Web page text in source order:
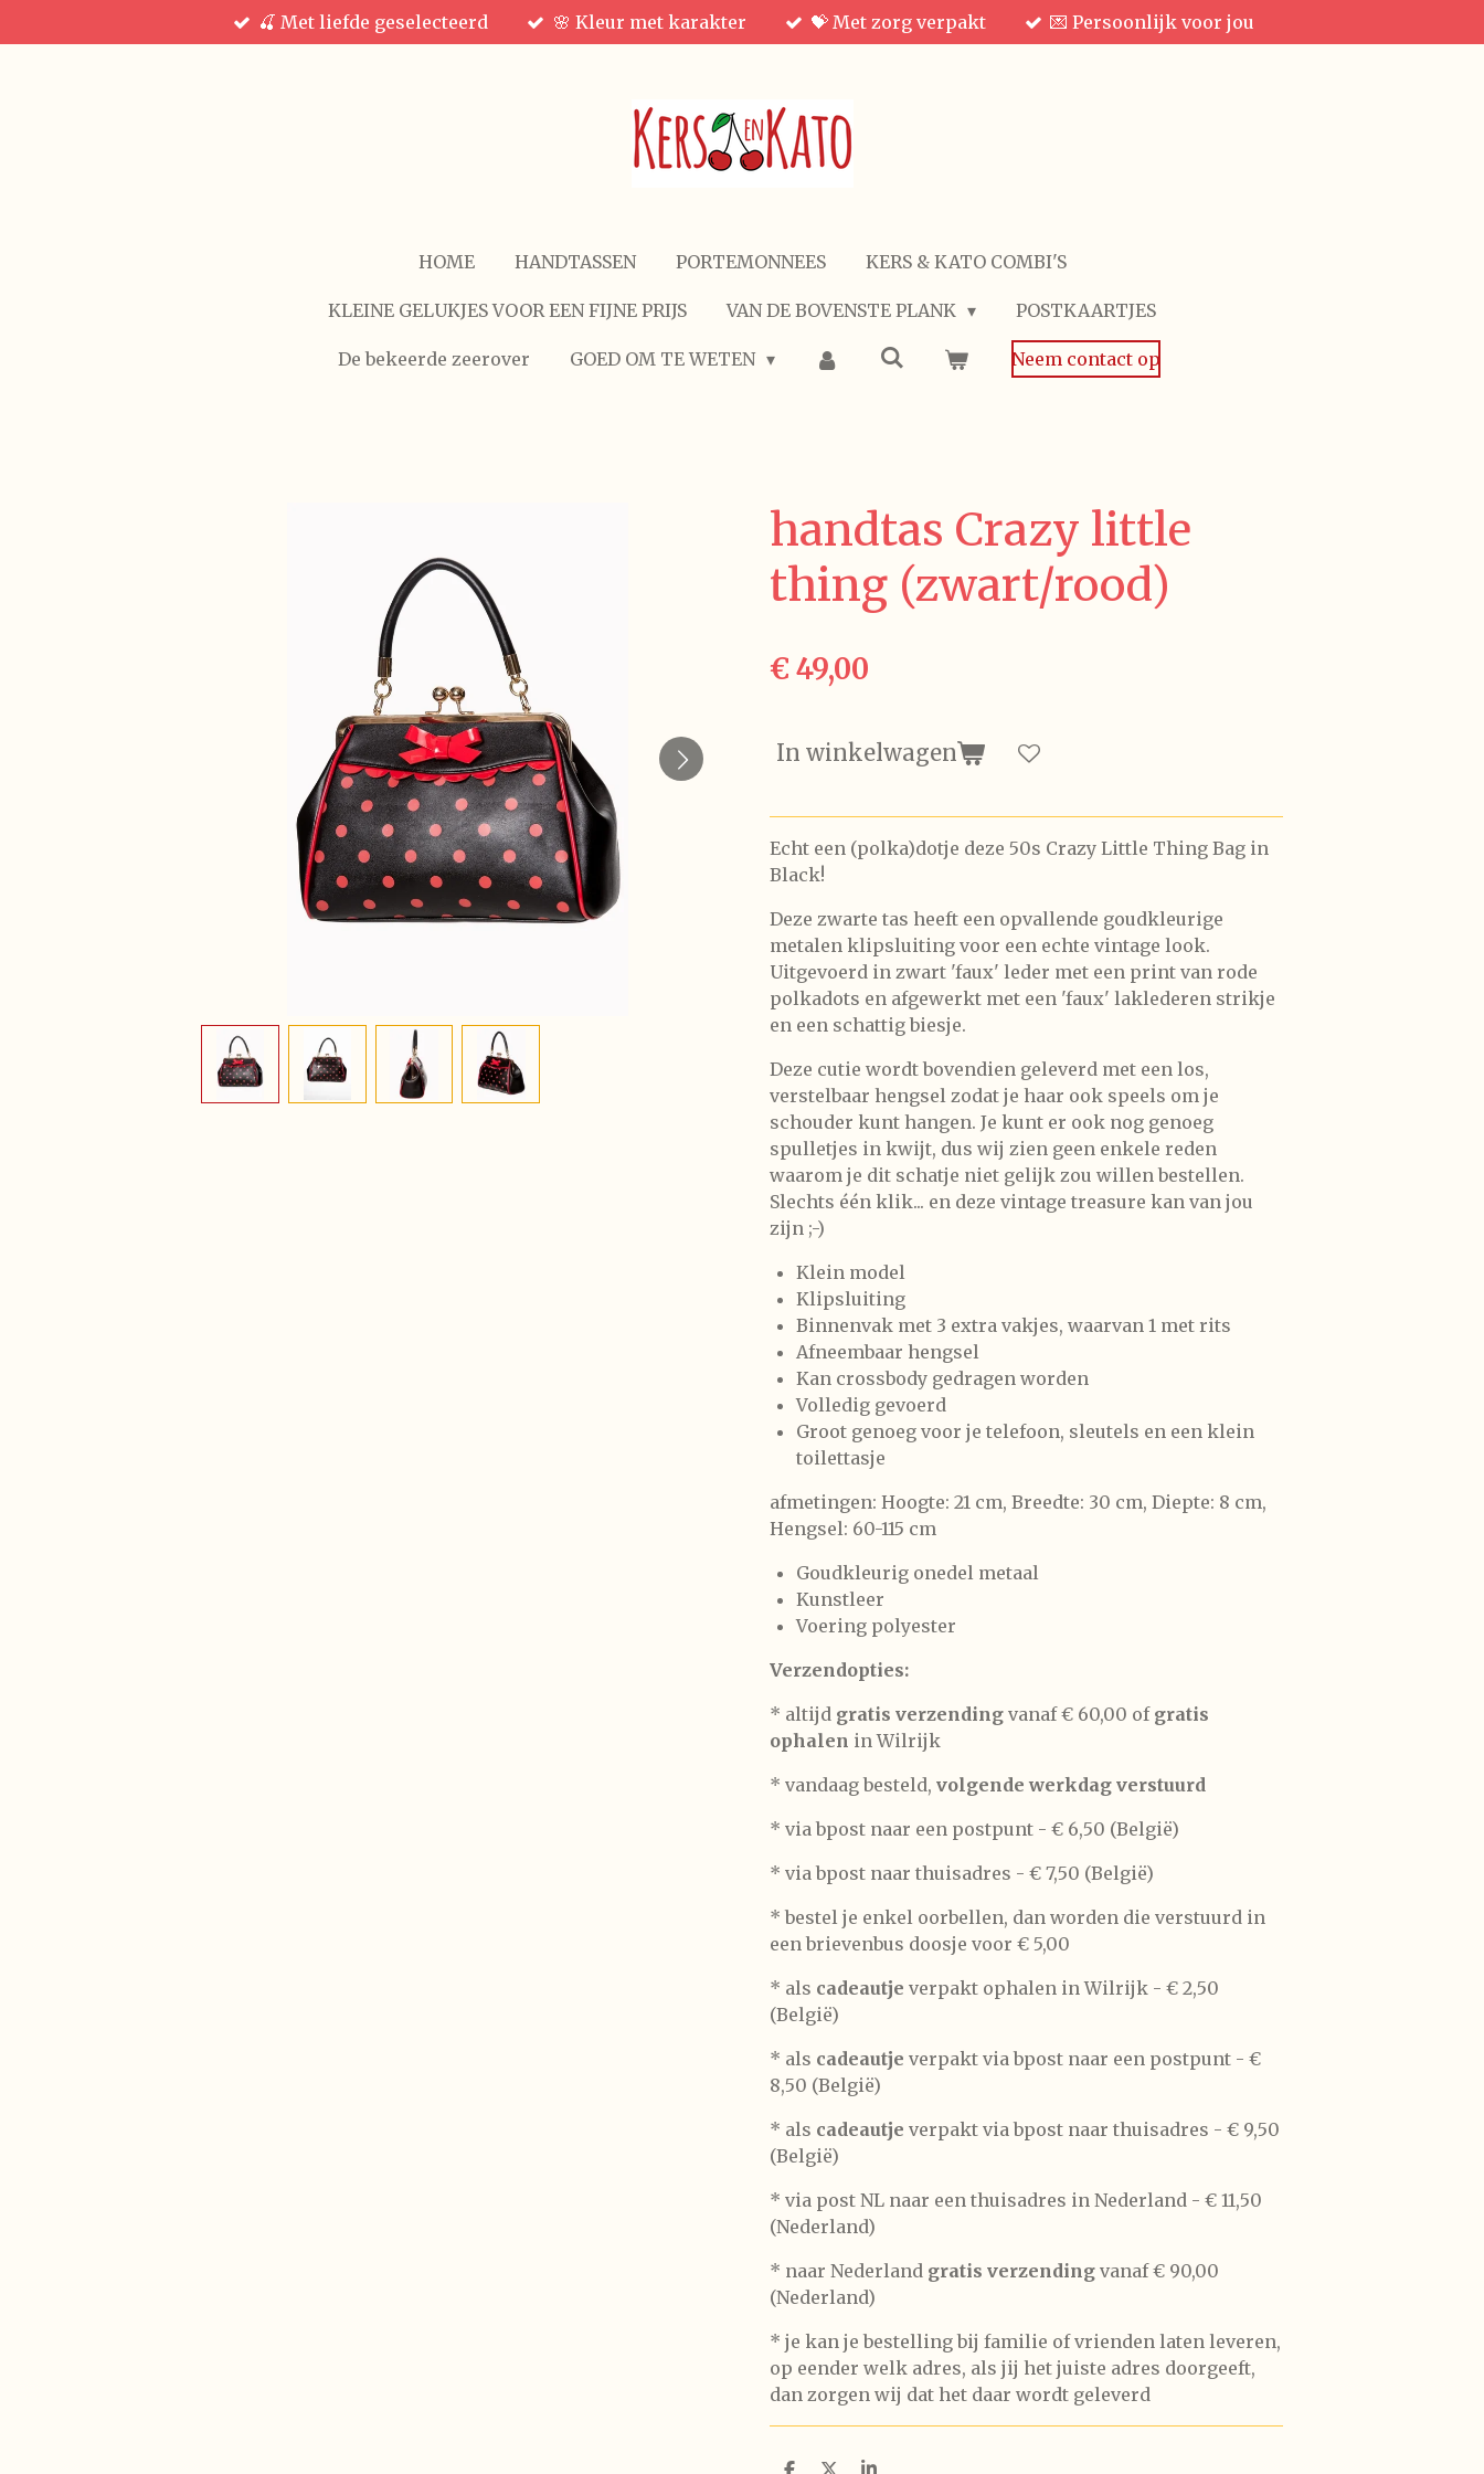
direct
🍒 Met liefde geselecteerd 🌸 Kleur met karakter 💝 Met zorg verpakt 💌 Persoonlijk voor jou
HOME HANDTASSEN PORTEMONNEES KERS & KATO COMBI'S
KLEINE GELUKJES VOOR EEN FIJNE PRIJS VAN DE BOVENSTE PLANK POSTKAARTJES
De bekeerde zeerover GOED OM TE WETEN Neem contact op
handtas Crazy little
thing (zwart/rood)
€ 49,00
In winkelwagen
Echt een (polka)dotje deze 50s Crazy Little Thing Bag in
Black!
Deze zwarte tas heeft een opvallende goudkleurige
metalen klipsluiting voor een echte vintage look.
Uitgevoerd in zwart 'faux' leder met een print van rode
polkadots en afgewerkt met een 'faux' laklederen strikje
en een schattig biesje.
Deze cutie wordt bovendien geleverd met een los,
verstelbaar hengsel zodat je haar ook speels om je
schouder kunt hangen. Je kunt er ook nog genoeg
spulletjes in kwijt, dus wij zien geen enkele reden
waarom je dit schatje niet gelijk zou willen bestellen.
Slechts één klik... en deze vintage treasure kan van jou
zijn ;-)
Klein model
Klipsluiting
Binnenvak met 3 extra vakjes, waarvan 1 met rits
Afneembaar hengsel
Kan crossbody gedragen worden
Volledig gevoerd
Groot genoeg voor je telefoon, sleutels en een klein
toilettasje
afmetingen: Hoogte: 21 cm, Breedte: 30 cm, Diepte: 8 cm,
Hengsel: 60-115 cm
Goudkleurig onedel metaal
Kunstleer
Voering polyester
Verzendopties:
* altijd gratis verzending vanaf € 60,00 of gratis
ophalen in Wilrijk
* vandaag besteld, volgende werkdag verstuurd
* via bpost naar een postpunt - € 6,50 (België)
* via bpost naar thuisadres - € 7,50 (België)
* bestel je enkel oorbellen, dan worden die verstuurd in
een brievenbus doosje voor € 5,00
* als cadeautje verpakt ophalen in Wilrijk - € 2,50
(België)
* als cadeautje verpakt via bpost naar een postpunt - €
8,50 (België)
* als cadeautje verpakt via bpost naar thuisadres - € 9,50
(België)
* via post NL naar een thuisadres in Nederland - € 11,50
(Nederland)
* naar Nederland gratis verzending vanaf € 90,00
(Nederland)
* je kan je bestelling bij familie of vrienden laten leveren,
op eender welk adres, als jij het juiste adres doorgeeft,
dan zorgen wij dat het daar wordt geleverd